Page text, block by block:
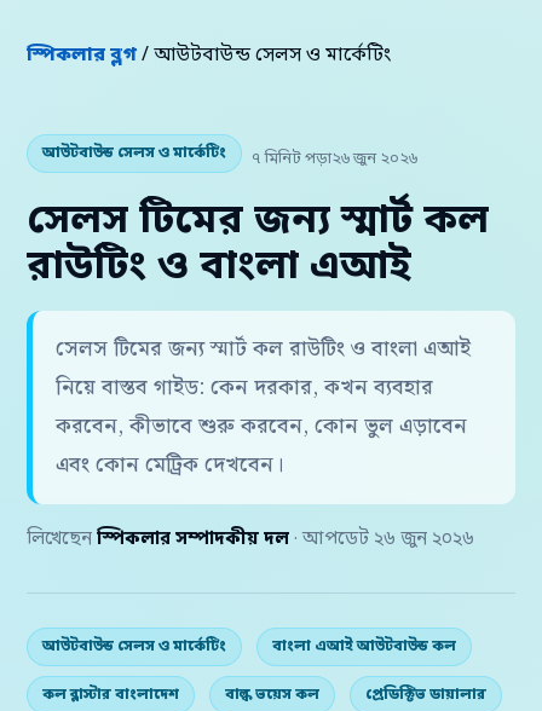
স্পিকলার ব্লগ/ আউটবাউন্ড সেলস ও মার্কেটিং
আউটবাউন্ড সেলস ও মার্কেটিং ৭ মিনিট পড়া২৬ জুন ২০২৬
সেলস টিমের জন্য স্মার্ট কল
রাউটিং ও বাংলা এআই
সেলস টিমের জন্য স্মার্ট কল রাউটিং ও বাংলা এআই
নিয়ে বাস্তব গাইড: কেন দরকার, কখন ব্যবহার
করবেন, কীভাবে শুরু করবেন, কোন ভুল এড়াবেন
এবং কোন মেট্রিক দেখবেন।
লিখেছেন স্পিকলার সম্পাদকীয় দল · আপডেট ২৬ জুন ২০২৬
আউটবাউন্ড সেলস ও মার্কেটিং বাংলা এআই আউটবাউন্ড কল
কল ব্লাস্টার বাংলাদেশ বাল্ক ভয়েস কল প্রেডিক্টিভ ডায়ালার